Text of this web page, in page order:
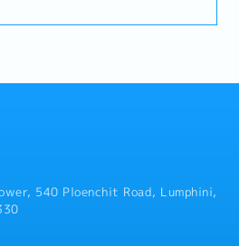
る方を募集しています。【業務
ツール（Asana、Jira、
ニアやデザイナーとの連携、デ
540 Ploenchit Road, Lumphini,